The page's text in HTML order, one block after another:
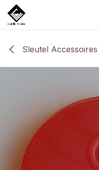
Overslaan naar inhoud
Sleutel Accessoires